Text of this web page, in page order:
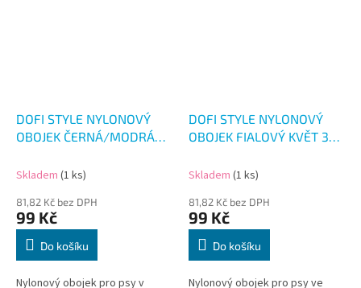
DOFI STYLE NYLONOVÝ
OBOJEK ČERNÁ/MODRÁ
Skladem (1 ks)
81,82 Kč bez DPH
99 Kč
Do košíku
Nylonový obojek pro psy v
DOFI STYLE NYLONOVÝ
OBOJEK FIALOVÝ KVĚT 35-
Skladem (1 ks)
81,82 Kč bez DPH
99 Kč
Do košíku
Nylonový obojek pro psy ve